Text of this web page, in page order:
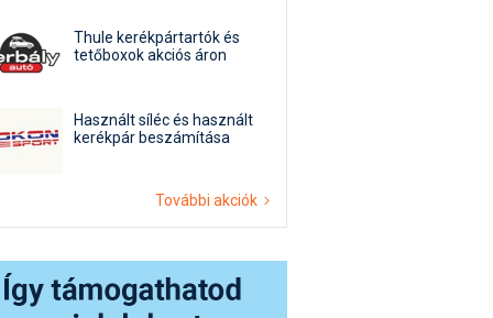
Thule kerékpártartók és
tetőboxok akciós áron
Használt síléc és használt
kerékpár beszámítása
További akciók